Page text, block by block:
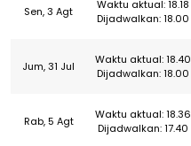
Sen, 3 Agt
Waktu aktual: 18.18
Dijadwalkan: 18.00
Jum, 31 Jul
Waktu aktual: 18.40
Dijadwalkan: 18.00
Rab, 5 Agt
Waktu aktual: 18.36
Dijadwalkan: 17.40